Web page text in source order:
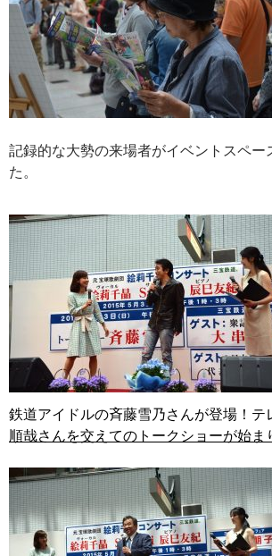
記録的な大勢の来場者がイベントスペー
た。
鉄道アイドルの斉藤雪乃さんが登場！テ
順哉さんを交えてのトークショーが始ま